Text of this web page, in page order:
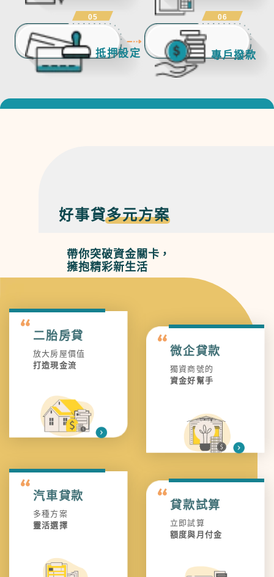
05
抵押設定
06
專戶撥款
好事貸多元方案
帶你突破資金關卡，
擁抱精彩新生活
汽車貸款
多種方案
靈活選擇
微企貸款
獨資商號的
資金好幫手
二胎房貸
放大房屋價值
打造現金流
貸款試算
立即試算
額度與月付金